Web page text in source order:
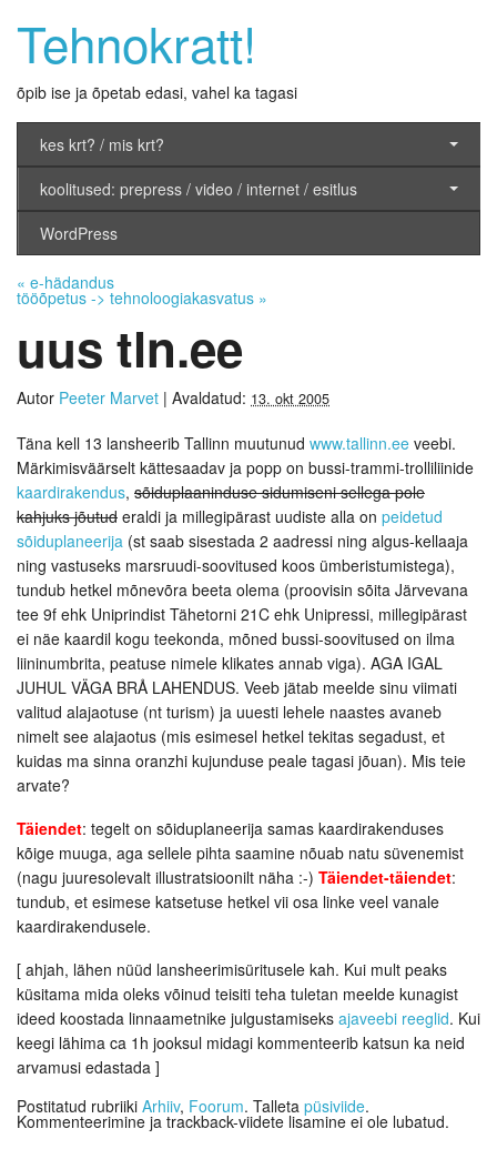
Tehnokratt!
õpib ise ja õpetab edasi, vahel ka tagasi
kes krt? / mis krt?
koolitused: prepress / video / internet / esitlus
WordPress
« e-hädandus
tööõpetus -> tehnoloogiakasvatus »
uus tln.ee
Autor Peeter Marvet | Avaldatud: 13. okt 2005
Täna kell 13 lansheerib Tallinn muutunud www.tallinn.ee veebi.
Märkimisväärselt kättesaadav ja popp on bussi-trammi-trolliliinide
kaardirakendus, sõiduplaaninduse sidumiseni sellega pole
kahjuks jõutud eraldi ja millegipärast uudiste alla on peidetud
sõiduplaneerija (st saab sisestada 2 aadressi ning algus-kellaaja
ning vastuseks marsruudi-soovitused koos ümberistumistega),
tundub hetkel mõnevõra beeta olema (proovisin sõita Järvevana
tee 9f ehk Uniprindist Tähetorni 21C ehk Unipressi, millegipärast
ei näe kaardil kogu teekonda, mõned bussi-soovitused on ilma
liininumbrita, peatuse nimele klikates annab viga). AGA IGAL
JUHUL VÄGA BRÅ LAHENDUS. Veeb jätab meelde sinu viimati
valitud alajaotuse (nt turism) ja uuesti lehele naastes avaneb
nimelt see alajaotus (mis esimesel hetkel tekitas segadust, et
kuidas ma sinna oranzhi kujunduse peale tagasi jõuan). Mis teie
arvate?
Täiendet: tegelt on sõiduplaneerija samas kaardirakenduses
kõige muuga, aga sellele pihta saamine nõuab natu süvenemist
(nagu juuresolevalt illustratsioonilt näha :-) Täiendet-täiendet:
tundub, et esimese katsetuse hetkel vii osa linke veel vanale
kaardirakendusele.
[ ahjah, lähen nüüd lansheerimisüritusele kah. Kui mult peaks
küsitama mida oleks võinud teisiti teha tuletan meelde kunagist
ideed koostada linnaametnike julgustamiseks ajaveebi reeglid. Kui
keegi lähima ca 1h jooksul midagi kommenteerib katsun ka neid
arvamusi edastada ]
Postitatud rubriiki Arhiiv, Foorum. Talleta püsiviide.
Kommenteerimine ja trackback-viidete lisamine ei ole lubatud.